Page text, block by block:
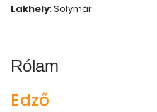
Lakhely: Solymár
Rólam
Edző